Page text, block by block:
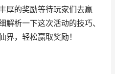
厚的奖励等待玩家们去赢
解析一下这次活动的技巧、
界，轻松赢取奖励！